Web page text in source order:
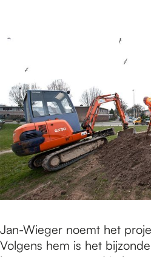
Jan-Wieger noemt het
Volgens hem is het